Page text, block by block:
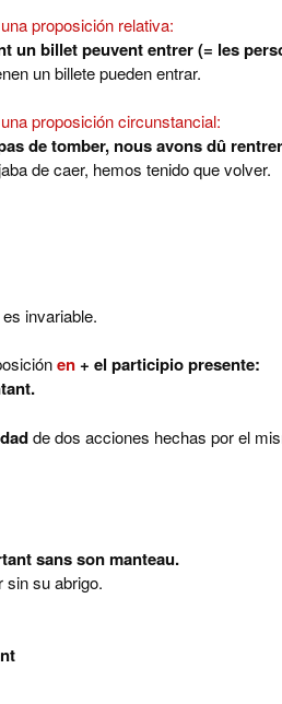
proposición relativa:
un billet peuvent entrer (= les
un billete pueden entrar.
proposición circunstancial:
de tomber, nous avons dû
de caer, hemos tenido que volver.
invariable.
en+ el participio presente:
de dos acciones hechas por el
sans son manteau.
sin su abrigo.